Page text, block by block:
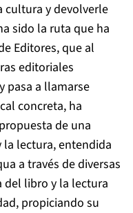
cultura y devolverle
sido la ruta que ha
Editores, que al
editoriales
pasa a llamarse
concreta, ha
de una
lectura, entendida
a través de diversas
del libro y la lectura
propiciando su